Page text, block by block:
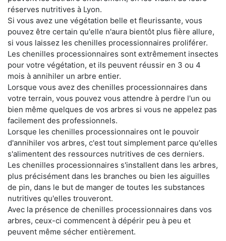
réserves nutritives à Lyon.
Si vous avez une végétation belle et fleurissante, vous
pouvez être certain qu'elle n'aura bientôt plus fière allure,
si vous laissez les chenilles processionnaires proliférer.
Les chenilles processionnaires sont extrêmement insectes
pour votre végétation, et ils peuvent réussir en 3 ou 4
mois à annihiler un arbre entier.
Lorsque vous avez des chenilles processionnaires dans
votre terrain, vous pouvez vous attendre à perdre l'un ou
bien même quelques de vos arbres si vous ne appelez pas
facilement des professionnels.
Lorsque les chenilles processionnaires ont le pouvoir
d'annihiler vos arbres, c'est tout simplement parce qu'elles
s'alimentent des ressources nutritives de ces derniers.
Les chenilles processionnaires s'installent dans les arbres,
plus précisément dans les branches ou bien les aiguilles
de pin, dans le but de manger de toutes les substances
nutritives qu'elles trouveront.
Avec la présence de chenilles processionnaires dans vos
arbres, ceux-ci commencent à dépérir peu à peu et
peuvent même sécher entièrement.